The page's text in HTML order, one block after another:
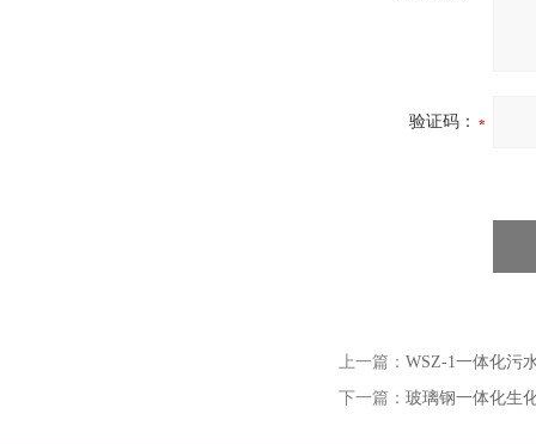
验证码：
上一篇： WSZ-1一体化污
下一篇： 玻璃钢一体化生